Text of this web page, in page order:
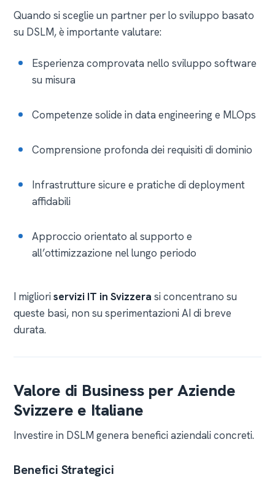
Quando si sceglie un partner per lo sviluppo basato
su DSLM, è importante valutare:
Esperienza comprovata nello sviluppo software
su misura
Competenze solide in data engineering e MLOps
Comprensione profonda dei requisiti di dominio
Infrastrutture sicure e pratiche di deployment
affidabili
Approccio orientato al supporto e
all’ottimizzazione nel lungo periodo
I miglioriservizi IT in Svizzera si concentrano su
queste basi, non su sperimentazioni AI di breve
durata.
Valore di Business per Aziende
Svizzere e Italiane
Investire in DSLM genera benefici aziendali concreti.
Benefici Strategici